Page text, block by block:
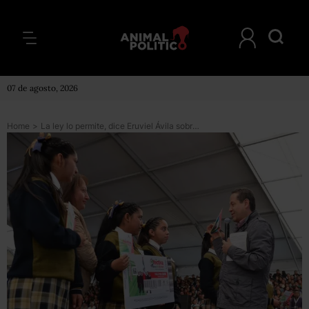
07 de agosto, 2026
Home > La ley lo permite, dice Eruviel Ávila sobre la entrega de apoyos previo a comicios en el Edomex